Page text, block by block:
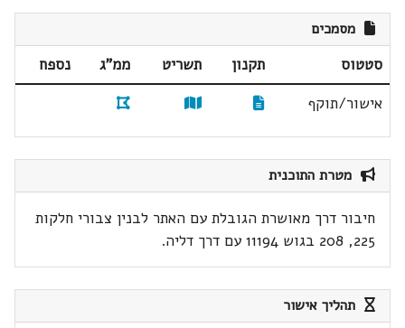
מסמכים
סטטוס תקנון תשריט ממ"ג
נספח
אישור/תוקף
מטרת התוכנית
חיבור דרך מאושרת הגובלת עם האתר לבנין צבורי חלקות
225, 208 בגוש 11194 עם דרך דליה.
תהליך אישור